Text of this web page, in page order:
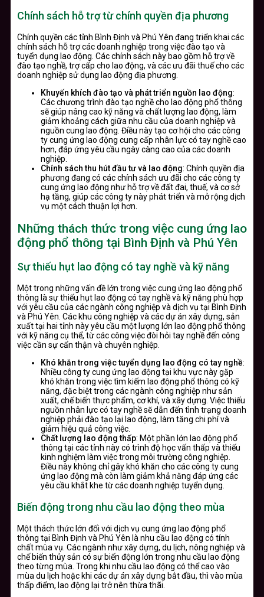
Chính sách hỗ trợ từ chính quyền địa phương
Chính quyền các tỉnh Bình Định và Phú Yên đang triển khai các
chính sách hỗ trợ các doanh nghiệp trong việc đào tạo và
tuyển dụng lao động. Các chính sách này bao gồm hỗ trợ về
đào tạo nghề, trợ cấp cho lao động, và các ưu đãi thuế cho các
doanh nghiệp sử dụng lao động địa phương.
Khuyến khích đào tạo và phát triển nguồn lao động:
Các chương trình đào tạo nghề cho lao động phổ thông
sẽ giúp nâng cao kỹ năng và chất lượng lao động, làm
giảm khoảng cách giữa nhu cầu của doanh nghiệp và
nguồn cung lao động. Điều này tạo cơ hội cho các công
ty cung ứng lao động cung cấp nhân lực có tay nghề cao
hơn, đáp ứng yêu cầu ngày càng cao của các doanh
nghiệp.
Chính sách thu hút đầu tư và lao động: Chính quyền địa
phương đang có các chính sách ưu đãi cho các công ty
cung ứng lao động như hỗ trợ về đất đai, thuế, và cơ sở
hạ tầng, giúp các công ty này phát triển và mở rộng dịch
vụ một cách thuận lợi hơn.
Những thách thức trong việc cung ứng lao
động phổ thông tại Bình Định và Phú Yên
Sự thiếu hụt lao động có tay nghề và kỹ năng
Một trong những vấn đề lớn trong việc cung ứng lao động phổ
thông là sự thiếu hụt lao động có tay nghề và kỹ năng phù hợp
với yêu cầu của các ngành công nghiệp và dịch vụ tại Bình Định
và Phú Yên. Các khu công nghiệp và các dự án xây dựng, sản
xuất tại hai tỉnh này yêu cầu một lượng lớn lao động phổ thông
với kỹ năng cụ thể, từ các công việc đòi hỏi tay nghề đến công
việc cần sự cẩn thận và chuyên nghiệp.
Khó khăn trong việc tuyển dụng lao động có tay nghề:
Nhiều công ty cung ứng lao động tại khu vực này gặp
khó khăn trong việc tìm kiếm lao động phổ thông có kỹ
năng, đặc biệt trong các ngành công nghiệp như sản
xuất, chế biến thực phẩm, cơ khí, và xây dựng. Việc thiếu
nguồn nhân lực có tay nghề sẽ dẫn đến tình trạng doanh
nghiệp phải đào tạo lại lao động, làm tăng chi phí và
giảm hiệu quả công việc.
Chất lượng lao động thấp: Một phần lớn lao động phổ
thông tại các tỉnh này có trình độ học vấn thấp và thiếu
kinh nghiệm làm việc trong môi trường công nghiệp.
Điều này không chỉ gây khó khăn cho các công ty cung
ứng lao động mà còn làm giảm khả năng đáp ứng các
yêu cầu khắt khe từ các doanh nghiệp tuyển dụng.
Biến động trong nhu cầu lao động theo mùa
Một thách thức lớn đối với dịch vụ cung ứng lao động phổ
thông tại Bình Định và Phú Yên là nhu cầu lao động có tính
chất mùa vụ. Các ngành như xây dựng, du lịch, nông nghiệp và
chế biến thủy sản có sự biến động lớn trong nhu cầu lao động
theo từng mùa. Trong khi nhu cầu lao động có thể cao vào
mùa du lịch hoặc khi các dự án xây dựng bắt đầu, thì vào mùa
thấp điểm, lao động lại trở nên thừa thãi.